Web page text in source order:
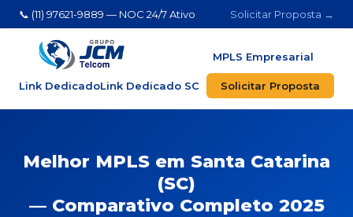
📞 (11) 97621-9889 — NOC 24/7 Ativo Solicitar Proposta →
MPLS Empresarial
Link DedicadoLink Dedicado SC Solicitar Proposta
Melhor MPLS em Santa Catarina
(SC)
— Comparativo Completo 2025